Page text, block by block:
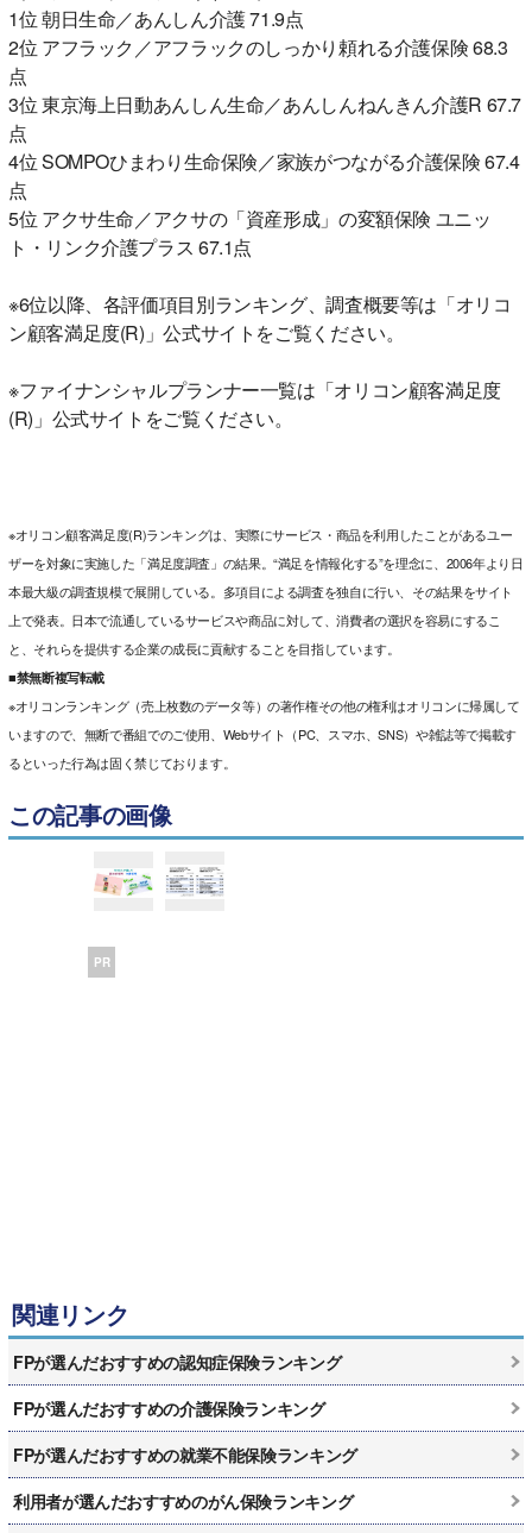
1位 朝日生命／あんしん介護 71.9点
2位 アフラック／アフラックのしっかり頼れる介護保険 68.3
点
3位 東京海上日動あんしん生命／あんしんねんきん介護R 67.7
点
4位 SOMPOひまわり生命保険／家族がつながる介護保険 67.4
点
5位 アクサ生命／アクサの「資産形成」の変額保険 ユニッ
ト・リンク介護プラス 67.1点
※6位以降、各評価項目別ランキング、調査概要等は「オリコ
ン顧客満足度(R)」公式サイトをご覧ください。
※ファイナンシャルプランナー一覧は「オリコン顧客満足度
(R)」公式サイトをご覧ください。
※オリコン顧客満足度(R)ランキングは、実際にサービス・商品を利用したことがあるユー
ザーを対象に実施した「満足度調査」の結果。“満足を情報化する”を理念に、2006年より日
本最大級の調査規模で展開している。多項目による調査を独自に行い、その結果をサイト
上で発表。日本で流通しているサービスや商品に対して、消費者の選択を容易にするこ
と、それらを提供する企業の成長に貢献することを目指しています。
■禁無断複写転載
※オリコンランキング（売上枚数のデータ等）の著作権その他の権利はオリコンに帰属して
いますので、無断で番組でのご使用、Webサイト（PC、スマホ、SNS）や雑誌等で掲載す
るといった行為は固く禁じております。
この記事の画像
PR
関連リンク
FPが選んだおすすめの認知症保険ランキング
FPが選んだおすすめの介護保険ランキング
FPが選んだおすすめの就業不能保険ランキング
利用者が選んだおすすめのがん保険ランキング